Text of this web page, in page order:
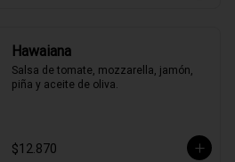
Hawaiana
Salsa de tomate, mozzarella, jamón,
piña y aceite de oliva.
$12.870